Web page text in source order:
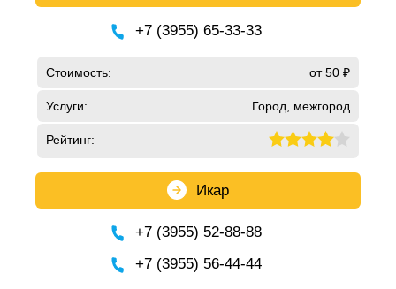
+7 (3955) 65-33-33
Стоимость: от 50 ₽
Услуги: Город, межгород
Рейтинг:
Икар
+7 (3955) 52-88-88
+7 (3955) 56-44-44